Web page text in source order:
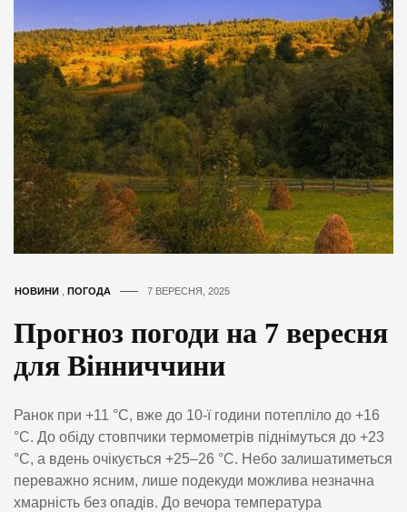
НОВИНИ ПОГОДА 7 ВЕРЕСНЯ, 2025
Прогноз погоди на 7 вересня
для Вінниччини
Ранок при +11 °C, вже до 10-ї години потепліло до +16
°C. До обіду стовпчики термометрів піднімуться до +23
°C, а вдень очікується +25–26 °C. Небо залишатиметься
переважно ясним, лише подекуди можлива незначна
хмарність без опадів. До вечора температура